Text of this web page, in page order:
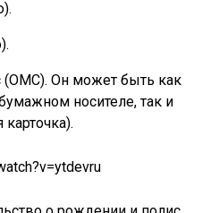
(ОМС). Он может быть как
носителе, так и
карточка).